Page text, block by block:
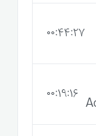
00:44:27
00:19:16